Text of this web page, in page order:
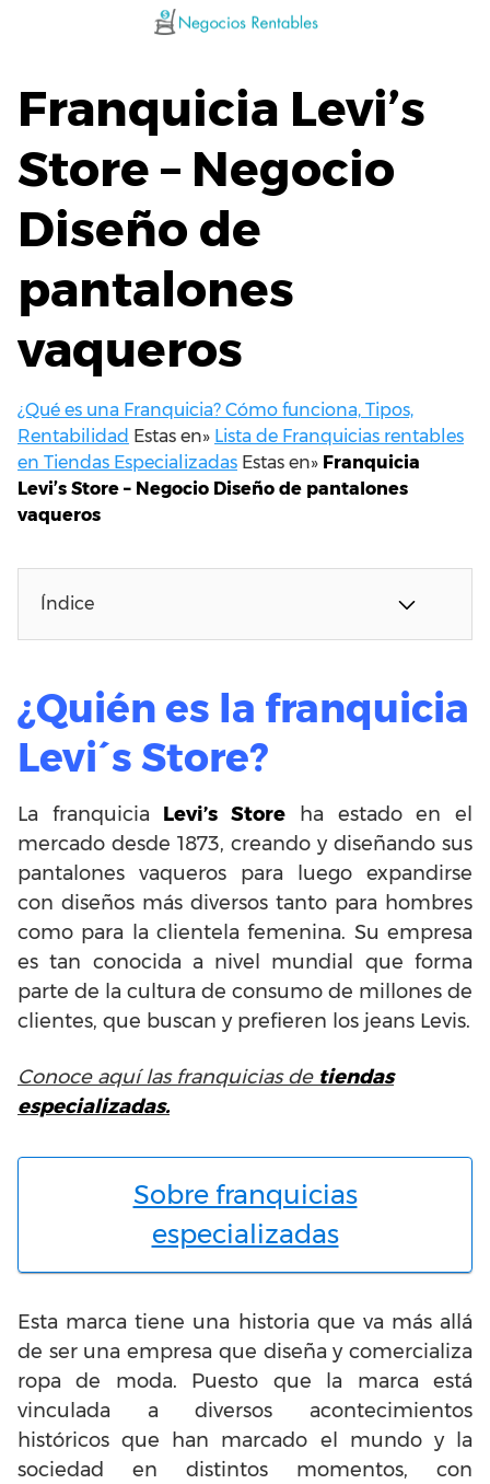
Franquicia Levi’s
Store – Negocio
Diseño de
pantalones
vaqueros
¿Qué es una Franquicia? Cómo funciona, Tipos,
Rentabilidad Estas en» Lista de Franquicias rentables
en Tiendas Especializadas Estas en» Franquicia
Levi’s Store – Negocio Diseño de pantalones
vaqueros
Índice
¿Quién es la franquicia
Levi´s Store?
La franquicia Levi’s Store ha estado en el
mercado desde 1873, creando y diseñando sus
pantalones vaqueros para luego expandirse
con diseños más diversos tanto para hombres
como para la clientela femenina. Su empresa
es tan conocida a nivel mundial que forma
parte de la cultura de consumo de millones de
clientes, que buscan y prefieren los jeans Levis.
Conoce aquí las franquicias de tiendas
especializadas.
Sobre franquicias
especializadas
Esta marca tiene una historia que va más allá
de ser una empresa que diseña y comercializa
ropa de moda. Puesto que la marca está
vinculada a diversos acontecimientos
históricos que han marcado el mundo y la
sociedad en distintos momentos, con